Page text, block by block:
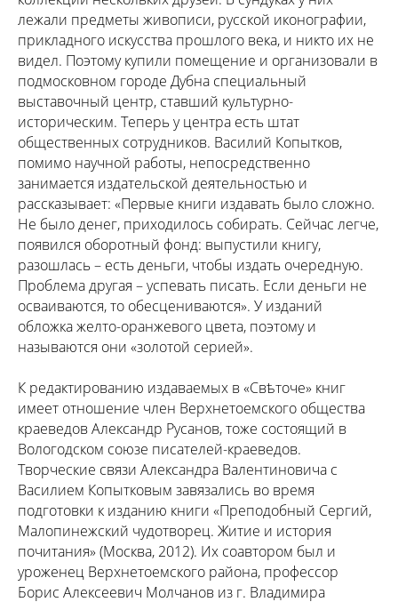
лежали предметы живописи, русской иконографии,
прикладного искусства прошлого века, и никто их не
видел. Поэтому купили помещение и организовали в
подмосковном городе Дубна специальный
выставочный центр, ставший культурно-
историческим. Теперь у центра есть штат
общественных сотрудников. Василий Копытков,
помимо научной работы, непосредственно
занимается издательской деятельностью и
рассказывает: «Первые книги издавать было сложно.
Не было денег, приходилось собирать. Сейчас легче,
появился оборотный фонд: выпустили книгу,
разошлась – есть деньги, чтобы издать очередную.
Проблема другая – успевать писать. Если деньги не
осваиваются, то обесцениваются». У изданий
обложка желто-оранжевого цвета, поэтому и
называются они «золотой серией».
К редактированию издаваемых в «Свѣточе» книг
имеет отношение член Верхнетоемского общества
краеведов Александр Русанов, тоже состоящий в
Вологодском союзе писателей-краеведов.
Творческие связи Александра Валентиновича с
Василием Копытковым завязались во время
подготовки к изданию книги «Преподобный Сергий,
Малопинежский чудотворец. Житие и история
почитания» (Москва, 2012). Их соавтором был и
уроженец Верхнетоемского района, профессор
Борис Алексеевич Молчанов из г. Владимира